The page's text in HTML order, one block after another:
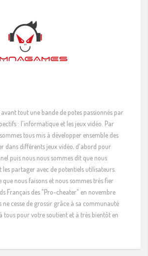
tout une bande de potes passionnés par
: l'informatique et les jeux vidéo. Par
tous mis à développer ensemble des
dans différents jeux vidéo, d'abord pour
puis nous nous sommes dit que nous
les partager avec de potentiels utilisateurs.
que nous faisons et nous sommes très fier
Français des "Pro-cheater" en novembre
ne cesse de grossir grâce à sa communauté
tous pour votre soutient et à très bientôt en